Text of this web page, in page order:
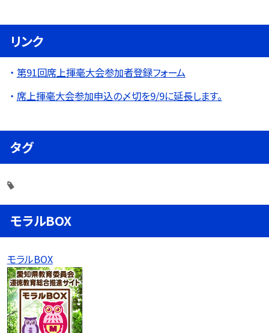
リンク
第91回席上揮毫大会参加者登録フォーム
席上揮毫大会参加申込の〆切を9/9に延長します。
タグ
モラルBOX
モラルBOX